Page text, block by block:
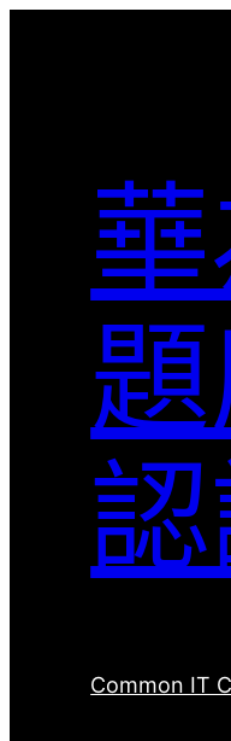
Common IT